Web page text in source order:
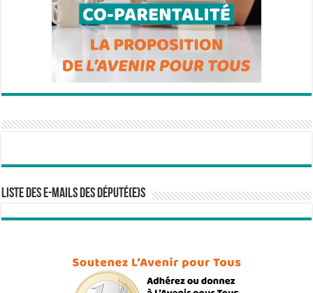
Liste des e-mails des député(e)s